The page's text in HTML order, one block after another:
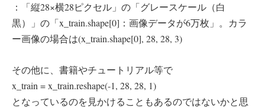
：「縦28×横28ピクセル」の「グレースケール（白
黒）」の「x_train.shape[0]：画像データが6万枚」。カラ
ー画像の場合は(x_train.shape[0], 28, 28, 3)
その他に、書籍やチュートリアル等で
x_train = x_train.reshape(-1, 28, 28, 1)
となっているのを見かけることもあるのではないかと思